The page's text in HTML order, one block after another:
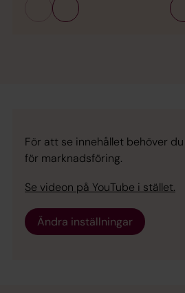
För att se innehållet behöver
för marknadsföring.
Se videon på YouTube i stället.
Ändra inställningar